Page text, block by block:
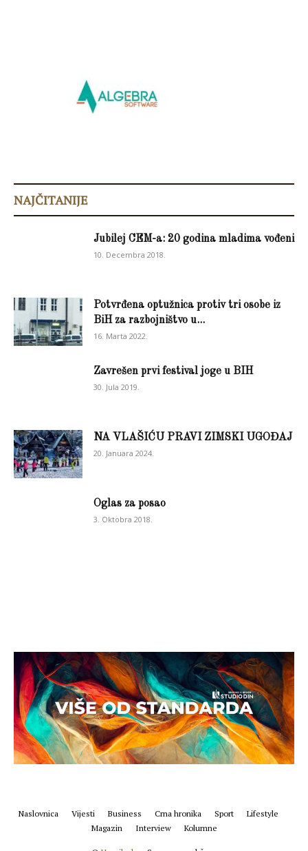
NAJČITANIJE
Jubilej CEM-a: 20 godina mladima vođeni
10. Decembra 2018.
Potvrđena optužnica protiv tri osobe iz
BiH za razbojništvo u...
16. Marta 2022.
Zavrešen prvi festival joge u BIH
30. Jula 2019.
NA VLAŠIĆU PRAVI ZIMSKI UGOĐAJ
20. Januara 2024.
Oglas za posao
3. Oktobra 2018.
Naslovnica Vijesti Business Crna hronika Sport
Lifestyle
Magazin
Interview Kolumne